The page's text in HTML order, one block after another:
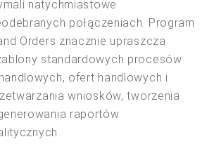
natychmiastowe
połączeniach. Program
Orders znacznie upraszcza
standardowych procesów
ofert handlowych i
wniosków, tworzenia
raportów